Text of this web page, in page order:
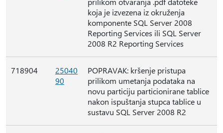
koja je izvezena iz okruženja
komponente SQL Server 2008
Reporting Services ili SQL Server
2008 R2 Reporting Services
718904
25040
90
POPRAVAK: kršenje pristupa
prilikom umetanja podataka na
novu particiju particionirane tablice
nakon ispuštanja stupca tablice u
sustavu SQL Server 2008 R2